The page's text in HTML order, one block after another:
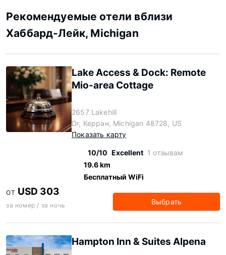
Рекомендуемые отели вблизи
Хаббард-Лейк, Michigan
Lake Access & Dock: Remote
Mio-area Cottage
2657 Lakehill
Dr, Керран, Michigan 48728, US
Показать карту
10/10 Excellent 1 отзывам
19.6 km
Бесплатный WiFi
ОТ USD 303
за номер / за ночь Выбрать
Hampton Inn & Suites Alpena